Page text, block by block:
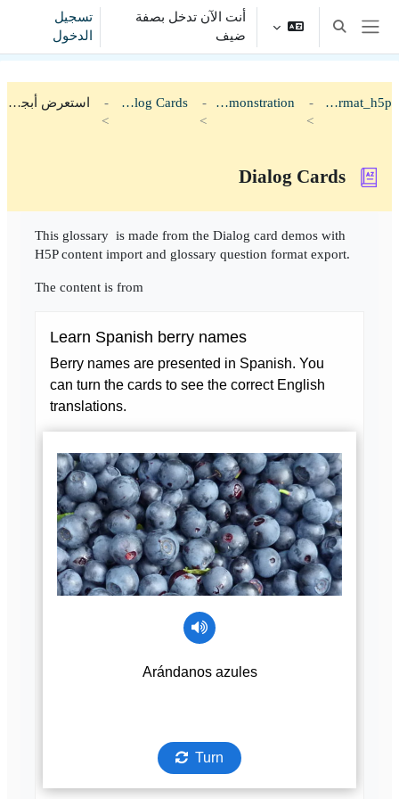
تخطى إلى المحتوى الرئيسي
واجهة جانبية
تبديل إدخال البحث
أنت الآن تدخل بصفة
ضيف
تسجيل
الدخول
qformat_h5p
Demonstration
Dialog Cards استعرض أبجدياً
Dialog Cards
This glossary is made from the Dialog card demos with
H5P content import and glossary question format export.
The content is from